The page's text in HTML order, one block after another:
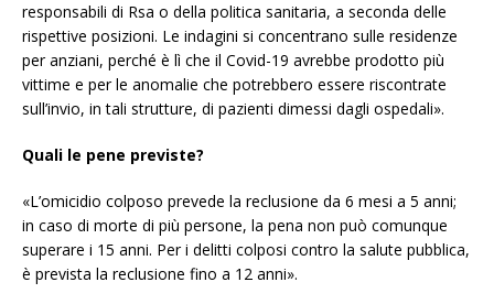
responsabili di Rsa o della politica sanitaria, a seconda delle
rispettive posizioni. Le indagini si concentrano sulle residenze
per anziani, perché è lì che il Covid-19 avrebbe prodotto più
vittime e per le anomalie che potrebbero essere riscontrate
sull’invio, in tali strutture, di pazienti dimessi dagli ospedali».
Quali le pene previste?
«L’omicidio colposo prevede la reclusione da 6 mesi a 5 anni;
in caso di morte di più persone, la pena non può comunque
superare i 15 anni. Per i delitti colposi contro la salute pubblica,
è prevista la reclusione fino a 12 anni».